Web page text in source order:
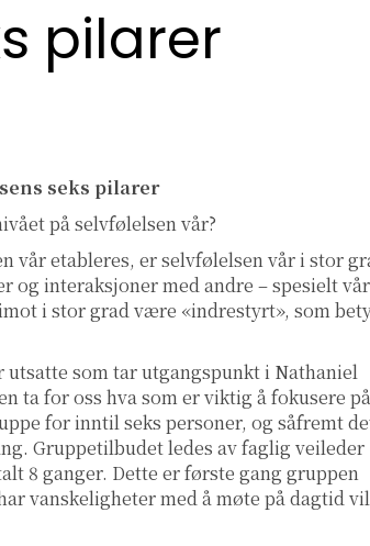
pilarer
seks pilarer
på selvfølelsen vår?
vår etableres, er selvfølelsen vår i stor
og interaksjoner med andre – spesielt
i stor grad være «indrestyrt», som
som tar utgangspunkt i Nathaniel
ta for oss hva som er viktig å fokusere på
for inntil seks personer, og såfremt
Gruppetilbudet ledes av faglig veileder
8 ganger. Dette er første gang gruppen
vanskeligheter med å møte på dagtid vil